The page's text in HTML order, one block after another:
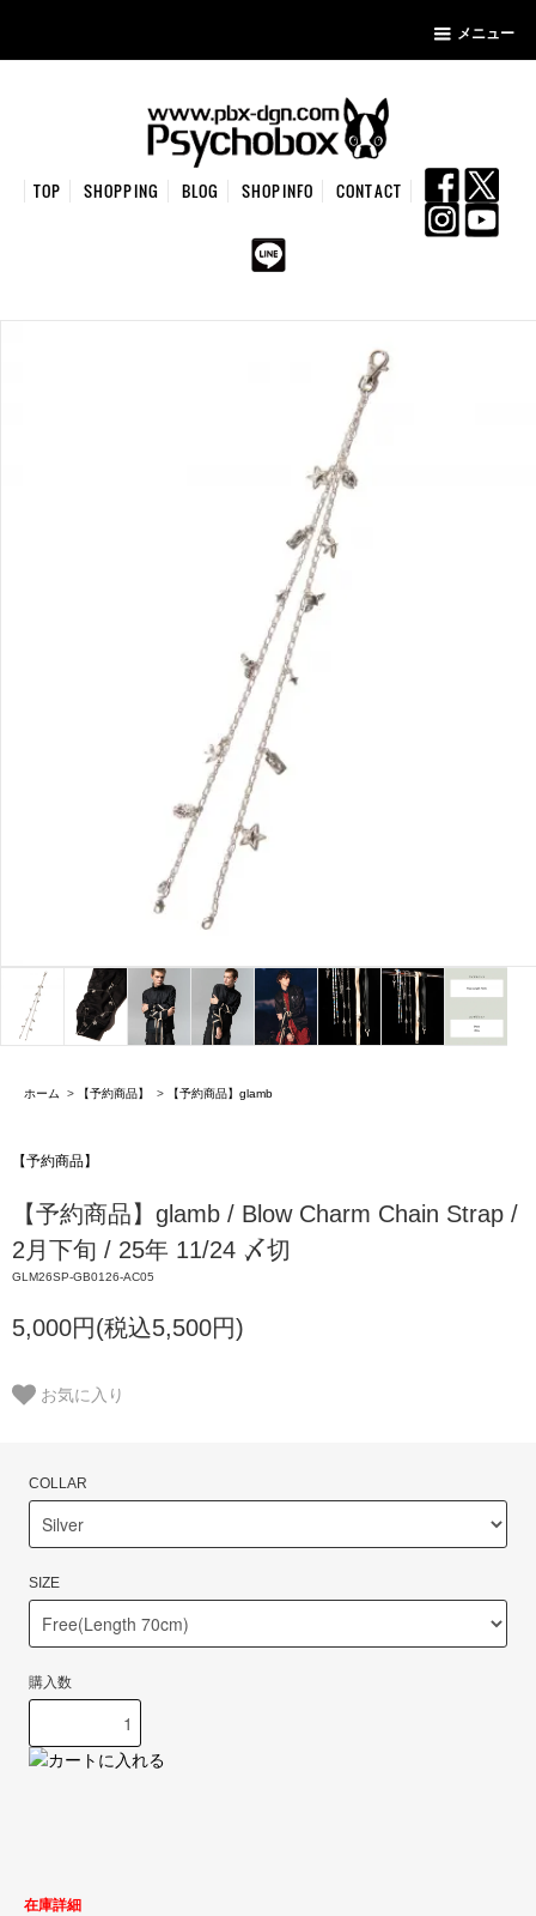
メニュー
TOP SHOPPING BLOG SHOPINFO CONTACT
ホーム > 【予約商品】 > 【予約商品】glamb
【予約商品】
【予約商品】glamb / Blow Charm Chain Strap /
2月下旬 / 25年 11/24 〆切
GLM26SP-GB0126-AC05
5,000円(税込5,500円)
お気に入り
COLLAR
SIZE
購入数
在庫詳細